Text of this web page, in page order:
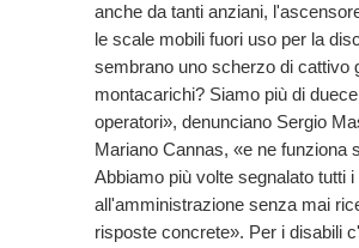
anche da tanti anziani,
le scale mobili fuori uso per la
sembrano uno scherzo di cattivo
montacarichi? Siamo più di
operatori», denunciano Sergio
Mariano Cannas, «e ne funziona
Abbiamo più volte segnalato tutti
all'amministrazione senza mai
risposte concrete». Per i disabili